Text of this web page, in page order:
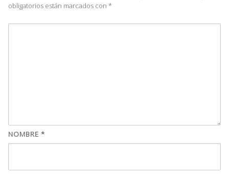
obligatorios están marcados con *
NOMBRE *